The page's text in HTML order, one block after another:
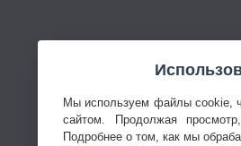
Мы используем файлы cookie,
сайтом. Продолжая
Подробнее о том, как мы